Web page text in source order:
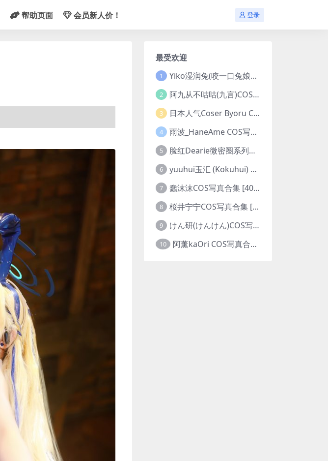
帮助页面 会员新人价！ 登录
最受欢迎
1 Yiko湿润兔(咬一口兔娘ovo)COS写真合集 [281套][持续更新]
2 阿九从不咕咕(九言)COS写真合集 [98套][持续更新]
3 日本人气Coser Byoru COS写真合集 [342套][持续更新]
4 雨波_HaneAme COS写真合集 [550套][持续更新]
5 脸红Dearie微密圈系列图片&视频合集
6 yuuhui玉汇 (Kokuhui) COS写真合集 [153套][持续更新]
7 蠢沫沫COS写真合集 [404套][持续更新]
8 桜井宁宁COS写真合集 [179套][持续更新]
9 けん研(けんけん)COS写真合集 [94套][持续更新]
10 阿薰kaOri COS写真合集 [65套][持续更新]